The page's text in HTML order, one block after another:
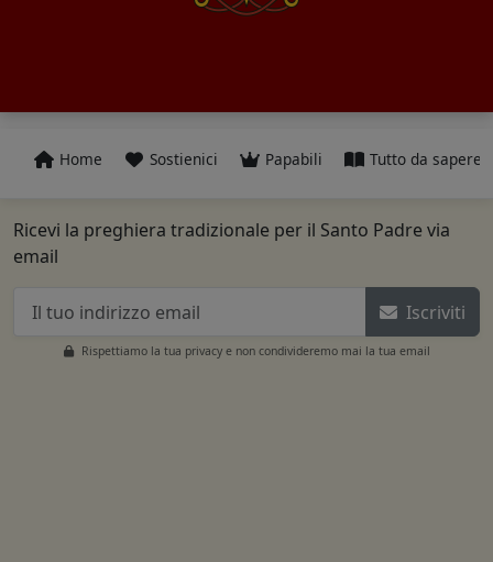
Home Sostienici Papabili Tutto da sapere
Ricevi la preghiera tradizionale per il Santo Padre via
email
Iscriviti
Rispettiamo la tua privacy e non condivideremo mai la tua email